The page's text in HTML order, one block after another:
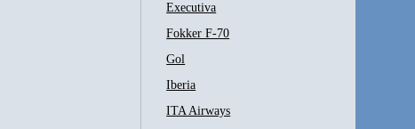
Executiva
Fokker F-70
Gol
Iberia
ITA Airways